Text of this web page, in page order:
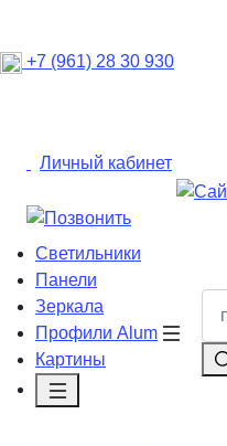
+7 (961) 28 30 930
Личный кабинет
Светильники
Панели
Зеркала
Профили Alum
Картины